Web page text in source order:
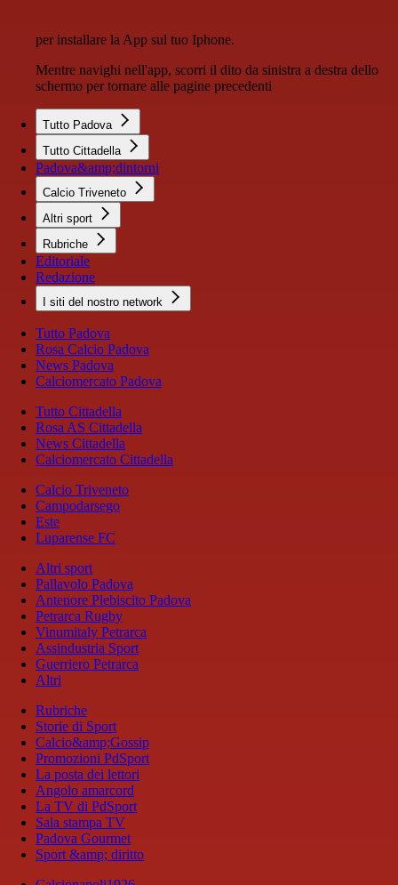
per installare la App sul tuo Iphone.
Mentre navighi nell'app, scorri il dito da sinistra a destra dello
schermo per tornare alle pagine precedenti
Tutto Padova
Tutto Cittadella
Padova&amp;dintorni
Calcio Triveneto
Altri sport
Rubriche
Editoriale
Redazione
I siti del nostro network
Tutto Padova
Rosa Calcio Padova
News Padova
Calciomercato Padova
Tutto Cittadella
Rosa AS Cittadella
News Cittadella
Calciomercato Cittadella
Calcio Triveneto
Campodarsego
Este
Luparense FC
Altri sport
Pallavolo Padova
Antenore Plebiscito Padova
Petrarca Rugby
Vinumitaly Petrarca
Assindustria Sport
Guerriero Petrarca
Altri
Rubriche
Storie di Sport
Calcio&amp;Gossip
Promozioni PdSport
La posta dei lettori
Angolo amarcord
La TV di PdSport
Sala stampa TV
Padova Gourmet
Sport &amp; diritto